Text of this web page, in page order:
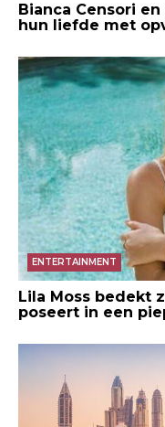
Bianca Censori
hun liefde met
ENTERTAINMENT
Lila Moss bedekt
poseert in een